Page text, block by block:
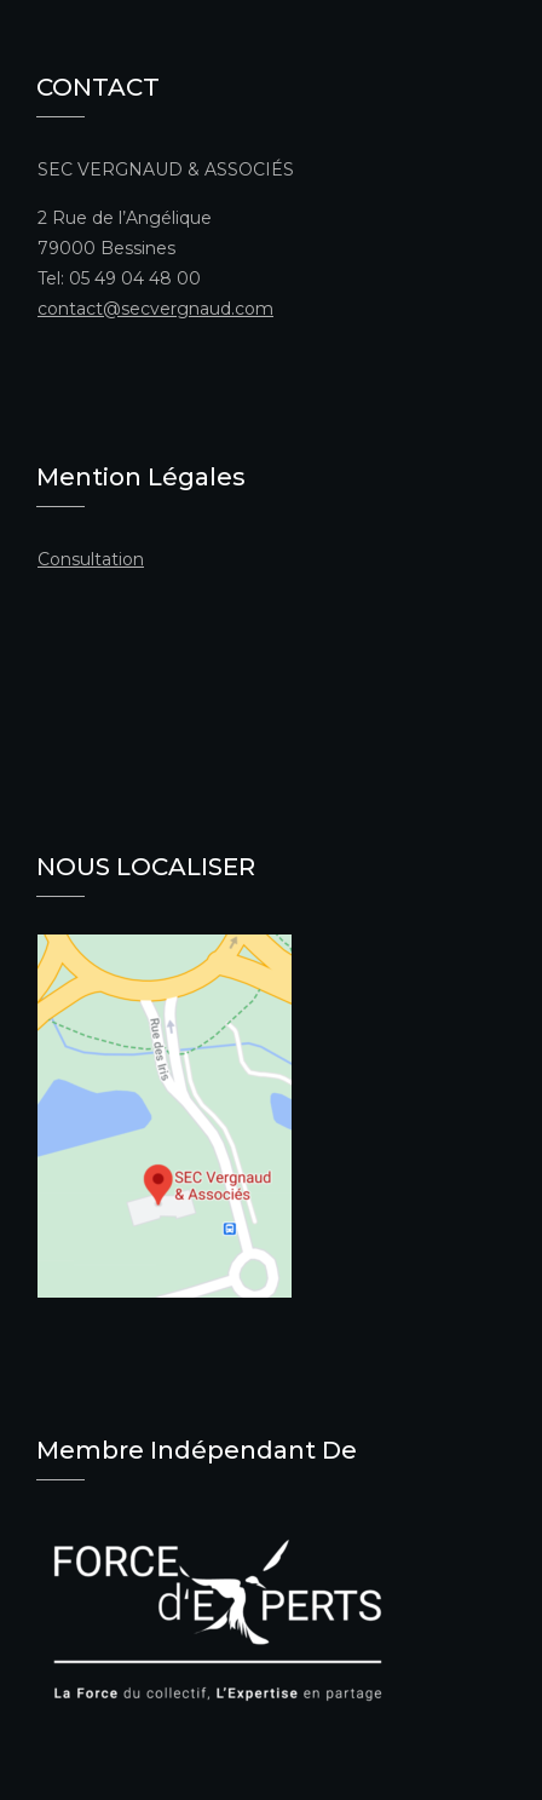
CONTACT
SEC VERGNAUD & ASSOCIÉS
2 Rue de l’Angélique
79000 Bessines
Tel: 05 49 04 48 00
contact@secvergnaud.com
Mention Légales
Consultation
NOUS LOCALISER
Membre Indépendant De